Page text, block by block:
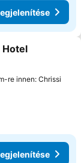
Hotel
re innen: Chrissi